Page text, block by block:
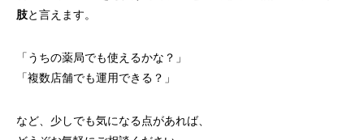
肢と言えます。
「うちの薬局でも使えるかな？」
「複数店舗でも運用できる？」
など、少しでも気になる点があれば、